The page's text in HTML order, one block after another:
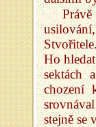
Ho
sektách
chození
stejně se